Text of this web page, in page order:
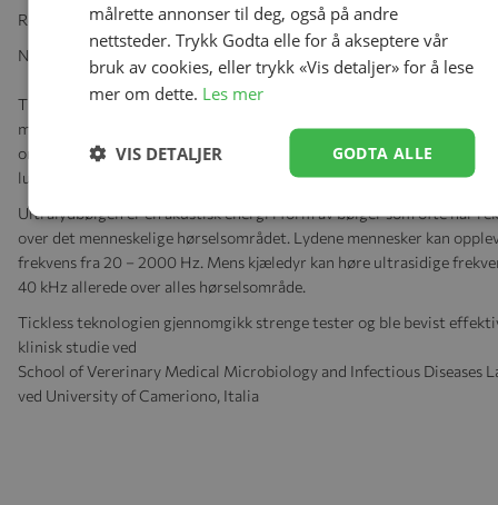
Rekkevidde: 2 meter.
Når den aktiveres kan den brukes i ca 12 mnd.
Tickless enheten avgir en rekke ultralydpulser på 40kHz som ikke
mennesker, kjæledyr eller dyreliv, men forstyrrer evnen til flått og
orientere seg. Tickless er miljøvennlig og inneholder ingen
lukter, noe som gjør den helt trygt å bruke for alle.
Ultralydbølgen er en akustisk energi i form av bølger som ofte har
over det menneskelige hørselsområdet. Lydene mennesker kan
frekvens fra 20 – 2000 Hz. Mens kjæledyr kan høre ultrasidige
40 kHz allerede over alles hørselsområde.
Tickless teknologien gjennomgikk strenge tester og ble bevist
klinisk studie ved
School of Vererinary Medical Microbiology and Infectious Diseases
ved University of Cameriono, Italia
målrette annonser til deg, også på andre
nettsteder. Trykk Godta elle for å akseptere vår
bruk av cookies, eller trykk «Vis detaljer» for å lese
mer om dette. Les mer
GODTA ALLE
VIS DETALJER